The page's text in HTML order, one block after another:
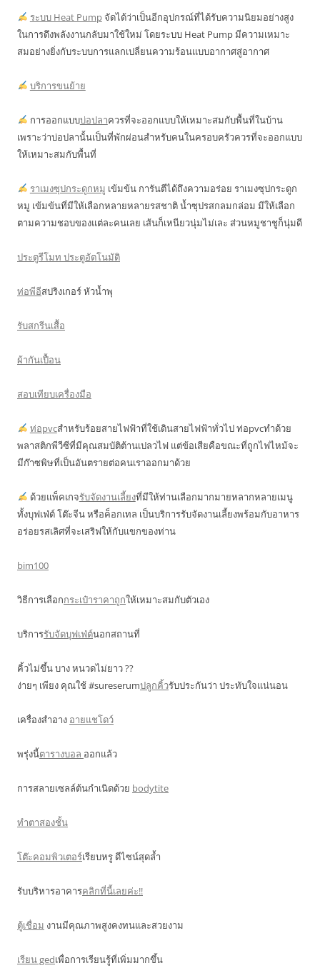
ระบบ Heat Pumpจัดได้ว่าเป็นอีกอุปกรณ์ที่ได้รับความนิยมอย่างสูง
ในการดึงพลังงานกลับมาใช้ใหม่ โดยระบบ Heat Pump มีความเหมาะ
สมอย่างยิ่งกับระบบการแลกเปลี่ยนความร้อนแบบอากาศสู่อากาศ
บริการขนย้าย
การออกแบบบ่อปลาควรที่จะออกแบบให้เหมาะสมกับพื้นที่ในบ้าน
เพราะว่าบ่อปลานั้นเป็นที่พักผ่อนสำหรับคนในครอบครัวควรที่จะออกแบบ
ให้เหมาะสมกับพื้นที่
ราเมงซุปกระดูกหมู เข้มข้น การันตีได้ถึงความอร่อย ราเมงซุปกระดูก
หมู เข้มข้นที่มีให้เลือกหลายหลายรสชาติ น้ำซุปรสกลมกล่อม มีให้เลือก
ตามความชอบของแต่ละคนเลย เส้นก็เหนียวนุ่มไม่เละ ส่วนหมูชาชูก็นุ่มดี
ประตูรีโมท ประตูอัตโนมัติ
ท่อพีอีสปริงเกอร์ หัวน้ำพุ
รับสกรีนเสื้อ
ผ้ากันเปื้อน
สอบเทียบเครื่องมือ
ท่อpvcสำหรับร้อยสายไฟฟ้าที่ใช้เดินสายไฟฟ้าทั่วไป ท่อpvcทำด้วย
พลาสติกพีวีซีที่มีคุณสมบัติต้านเปลวไฟ แต่ข้อเสียคือขณะที่ถูกไฟไหม้จะ
มีก๊าซพิษที่เป็นอันตรายต่อคนเราออกมาด้วย
ด้วยแพ็คเกจรับจัดงานเลี้ยงที่มีให้ท่านเลือกมากมายหลากหลายเมนู
ทั้งบุฟเฟ่ต์ โต๊ะจีน หรือค็อกเทล เป็นบริการรับจัดงานเลี้ยงพร้อมกับอาหาร
อร่อยรสเลิศที่จะเสริฟให้กับแขกของท่าน
bim100
วิธีการเลือกกระเป๋าราคาถูกให้เหมาะสมกับตัวเอง
บริการรับจัดบุฟเฟ่ต์นอกสถานที่
คิ้วไม่ขึ้น บาง หนวดไม่ยาว ??
ง่ายๆ เพียง คุณใช้ #sureserumปลูกคิ้วรับประกันว่า ประทับใจแน่นอน
เครื่องสำอาง อายแชโดว์
พรุ่งนี้ตารางบอล ออกแล้ว
การสลายเซลล์ต้นกำเนิดด้วย bodytite
ทำตาสองชั้น
โต๊ะคอมพิวเตอร์เรียบหรู ดีไซน์สุดล้ำ
รับบริหารอาคารคลิกที่นี้เลยค่ะ!!
ตู้เชื่อม งานมีคุณภาพสูงคงทนและสวยงาม
เรียน gedเพื่อการเรียนรู้ที่เพิ่มมากขึ้น